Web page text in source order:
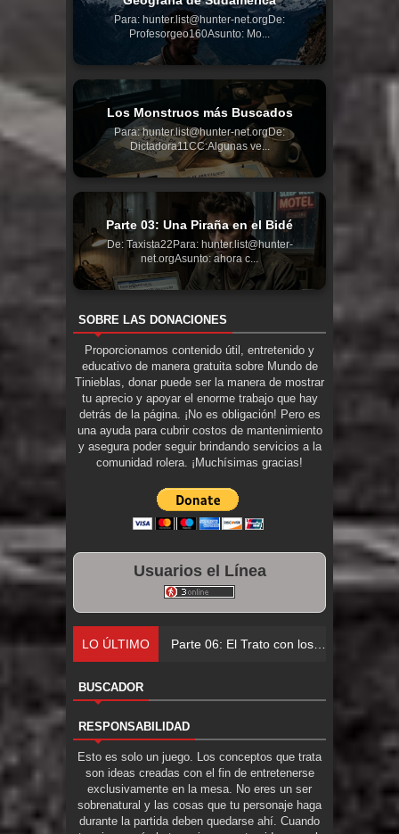
Para: hunter.list@hunter-net.orgDe:
Profesorgeo160Asunto: Mo...
Los Monstruos más Buscados
Para: hunter.list@hunter-net.orgDe:
Dictadora11CC:Algunas ve...
Parte 03: Una Piraña en el Bidé
De: Taxista22Para: hunter.list@hunter-
net.orgAsunto: ahora c...
SOBRE LAS DONACIONES
Proporcionamos contenido útil, entretenido y
educativo de manera gratuita sobre Mundo de
Tinieblas, donar puede ser la manera de mostrar
tu aprecio y apoyar el enorme trabajo que hay
detrás de la página. ¡No es obligación! Pero es
una ayuda para cubrir costos de mantenimiento
y asegura poder seguir brindando servicios a la
comunidad rolera. ¡Muchísimas gracias!
Usuarios el Línea
LO ÚLTIMO Parte 06: El Trato con los Muertos
BUSCADOR
RESPONSABILIDAD
Esto es solo un juego. Los conceptos que trata
son ideas creadas con el fin de entretenerse
exclusivamente en la mesa. No eres un ser
sobrenatural y las cosas que tu personaje haga
durante la partida deben quedarse ahí. Cuando